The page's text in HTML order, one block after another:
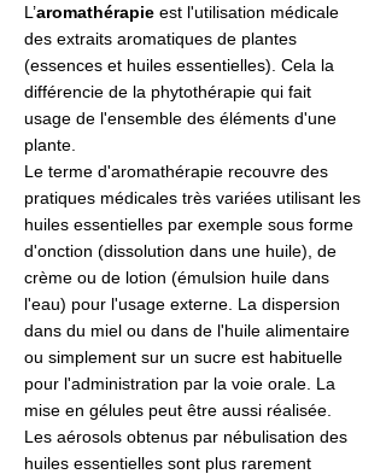
L’aromathérapie est l'utilisation médicale
des extraits aromatiques de plantes
(essences et huiles essentielles). Cela la
différencie de la phytothérapie qui fait
usage de l'ensemble des éléments d'une
plante.
Le terme d'aromathérapie recouvre des
pratiques médicales très variées utilisant les
huiles essentielles par exemple sous forme
d'onction (dissolution dans une huile), de
crème ou de lotion (émulsion huile dans
l'eau) pour l'usage externe. La dispersion
dans du miel ou dans de l'huile alimentaire
ou simplement sur un sucre est habituelle
pour l'administration par la voie orale. La
mise en gélules peut être aussi réalisée.
Les aérosols obtenus par nébulisation des
huiles essentielles sont plus rarement